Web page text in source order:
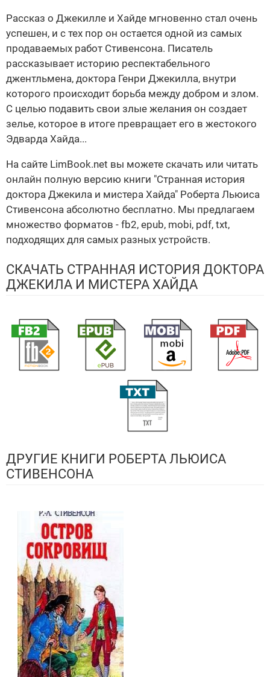
Рассказ о Джекилле и Хайде мгновенно стал очень
успешен, и с тех пор он остается одной из самых
продаваемых работ Стивенсона. Писатель
рассказывает историю респектабельного
джентльмена, доктора Генри Джекилла, внутри
которого происходит борьба между добром и злом.
С целью подавить свои злые желания он создает
зелье, которое в итоге превращает его в жестокого
Эдварда Хайда...
На сайте LimBook.net вы можете скачать или читать
онлайн полную версию книги "Странная история
доктора Джекила и мистера Хайда" Роберта Льюиса
Стивенсона абсолютно бесплатно. Мы предлагаем
множество форматов - fb2, epub, mobi, pdf, txt,
подходящих для самых разных устройств.
СКАЧАТЬ СТРАННАЯ ИСТОРИЯ ДОКТОРА
ДЖЕКИЛА И МИСТЕРА ХАЙДА
ДРУГИЕ КНИГИ РОБЕРТА ЛЬЮИСА
СТИВЕНСОНА